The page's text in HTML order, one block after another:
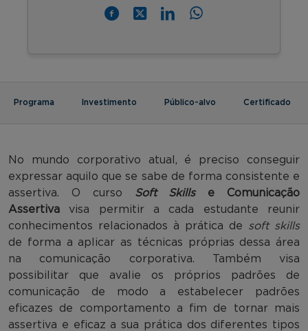
Programa Investimento Público-alvo Certificado
No mundo corporativo atual, é preciso conseguir
expressar aquilo que se sabe de forma consistente e
assertiva. O curso Soft Skillse Comunicação
Assertiva visa permitir a cada estudante reunir
conhecimentos relacionados à prática de soft skills
de forma a aplicar as técnicas próprias dessa área
na comunicação corporativa. Também visa
possibilitar que avalie os próprios padrões de
comunicação de modo a estabelecer padrões
eficazes de comportamento a fim de tornar mais
assertiva e eficaz a sua prática dos diferentes tipos